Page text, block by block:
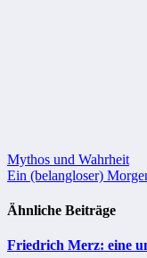
Mythos und Wahrheit
Ein (belangloser)
Ähnliche Beiträge
Friedrich Merz: eine